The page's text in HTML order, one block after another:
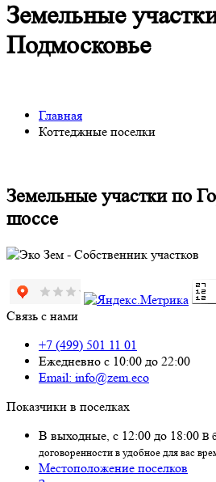
Земельные
Подмосковье
Главная
Коттеджные поселки
Земельные участки по
шоссе
Связь с нами
+7 (499) 501 11 01
Ежедневно с 10:00 до 22:00
Email: info@zem.eco
Показчики в поселках
В выходные, с 12:00 до 18:00 В
договоренности в удобное для вас
Местоположение поселков